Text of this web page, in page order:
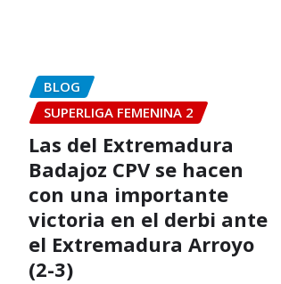
BLOG
SUPERLIGA FEMENINA 2
Las del Extremadura
Badajoz CPV se hacen
con una importante
victoria en el derbi ante
el Extremadura Arroyo
(2-3)